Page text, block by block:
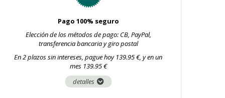
Pago 100% seguro
Elección de los métodos de pago: CB, PayPal,
transferencia bancaria y giro postal
En 2 plazos sin intereses, pague hoy 139.95 €, y en un
mes 139.95 €
detalles